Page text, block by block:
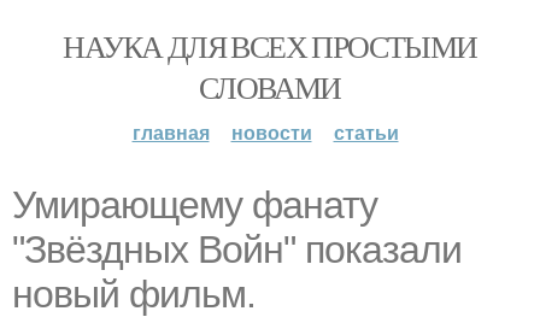
НАУКА ДЛЯ ВСЕХ ПРОСТЫМИ
СЛОВАМИ
главная новости статьи
Умирающему фанату
"Звёздных Войн" показали
новый фильм.